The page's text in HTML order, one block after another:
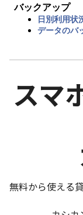
バックアップ
日別利用状
データのバ
スマ
無料から使える